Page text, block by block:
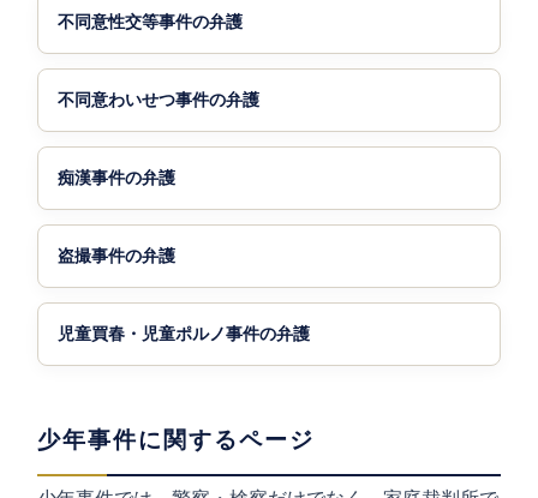
不同意性交等事件の弁護
不同意わいせつ事件の弁護
痴漢事件の弁護
盗撮事件の弁護
児童買春・児童ポルノ事件の弁護
少年事件に関するページ